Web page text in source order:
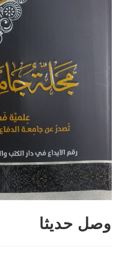
وصل حديثا